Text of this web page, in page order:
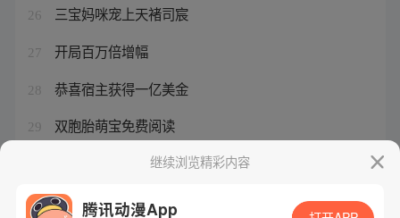
26 三宝妈咪宠上天褚司宸
27 开局百万倍增幅
28 恭喜宿主获得一亿美金
29 双胞胎萌宝免费阅读
仿宋小说我的绝色道侣免费阅读
继续浏览精彩内容
腾讯动漫App